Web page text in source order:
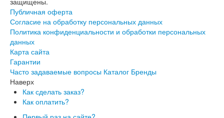
Публичная оферта
Согласие на обработку персональных данных
Политика конфиденциальности и обработки персональных
данных
Карта сайта
Гарантии
Часто задаваемые вопросы Каталог Бренды
Наверх
Как сделать заказ?
Как оплатить?